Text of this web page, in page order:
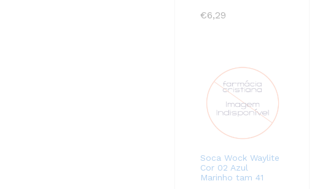
€6,29
Soca Wock Waylite
Cor 02 Azul
Marinho tam 41